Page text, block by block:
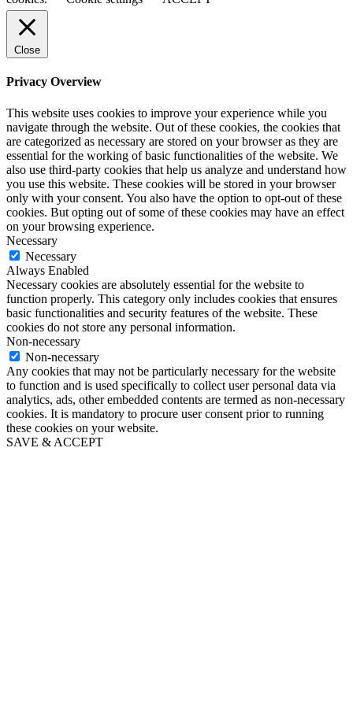
Close
Privacy Overview
This website uses cookies to improve your experience while you
navigate through the website. Out of these cookies, the cookies that
are categorized as necessary are stored on your browser as they are
essential for the working of basic functionalities of the website. We
also use third-party cookies that help us analyze and understand how
you use this website. These cookies will be stored in your browser
only with your consent. You also have the option to opt-out of these
cookies. But opting out of some of these cookies may have an effect
on your browsing experience.
Necessary
Necessary
Always Enabled
Necessary cookies are absolutely essential for the website to
function properly. This category only includes cookies that ensures
basic functionalities and security features of the website. These
cookies do not store any personal information.
Non-necessary
Non-necessary
Any cookies that may not be particularly necessary for the website
to function and is used specifically to collect user personal data via
analytics, ads, other embedded contents are termed as non-necessary
cookies. It is mandatory to procure user consent prior to running
these cookies on your website.
SAVE & ACCEPT